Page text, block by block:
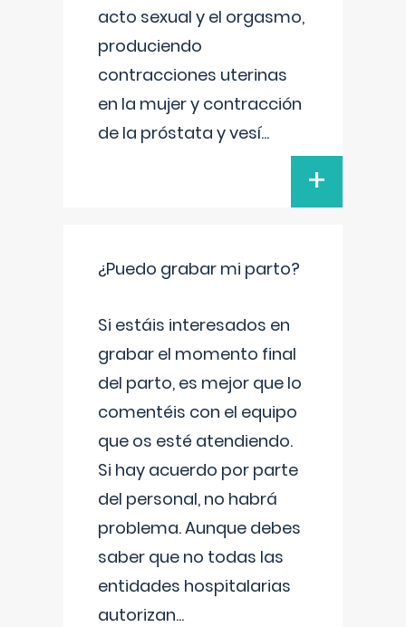
acto sexual y el orgasmo,
produciendo
contracciones uterinas
en la mujer y contracción
de la próstata y vesí...
+
¿Puedo grabar mi parto?
Si estáis interesados en
grabar el momento final
del parto, es mejor que lo
comentéis con el equipo
que os esté atendiendo.
Si hay acuerdo por parte
del personal, no habrá
problema. Aunque debes
saber que no todas las
entidades hospitalarias
autorizan...